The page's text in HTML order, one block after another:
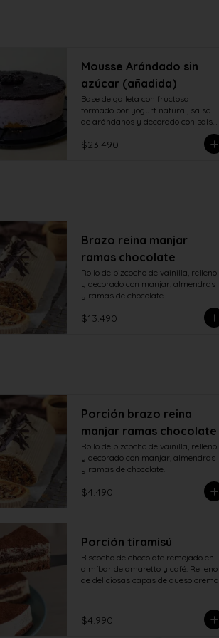
Mousse Arándado sin
azúcar (añadida)
Base de galleta con fructosa
formado por yogurt natural, salsa
de arándanos y decorado con salsa
$23.490
Brazo reina manjar
ramas chocolate
Rollo de bizcocho de vainilla, relleno
y decorado con manjar, almendras
y ramas de chocolate.
$13.490
Porción brazo reina
manjar ramas chocolate
Rollo de bizcocho de vainilla, relleno
y decorado con manjar, almendras
y ramas de chocolate.
$4.490
Porción tiramisú
Biscocho de chocolate remojado en
almíbar de amaretto y café. Relleno
de deliciosas capas de queso crema.
$4.990